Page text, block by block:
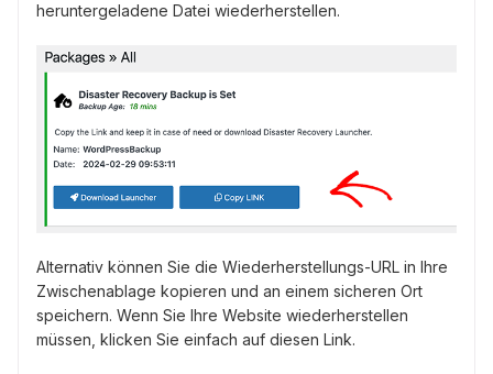
heruntergeladene Datei wiederherstellen.
Alternativ können Sie die Wiederherstellungs-URL in Ihre
Zwischenablage kopieren und an einem sicheren Ort
speichern. Wenn Sie Ihre Website wiederherstellen
müssen, klicken Sie einfach auf diesen Link.